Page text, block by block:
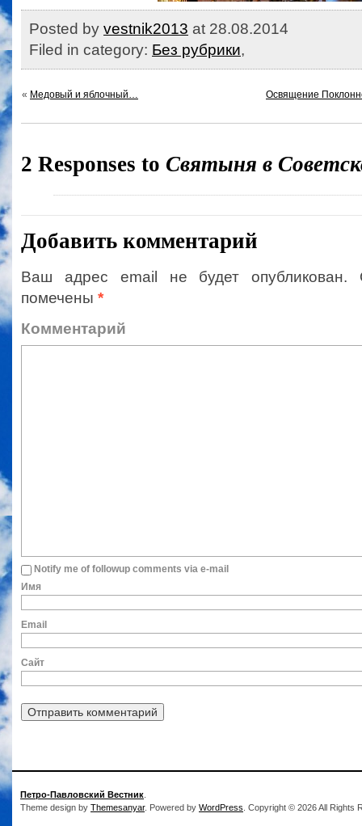
Posted by vestnik2013 at 28.08.2014
Filed in category: Без рубрики,
« Медовый и яблочный… Освящение
2 Responses to Святыня в
Добавить комментарий
Ваш адрес email не будет опубликован.
помечены *
Notify me of followup comments via e-mail
Сайт
Петро-Павловский Вестник
Theme design by Themesanyar. Powered by WordPress . Copyright © 2026 All Rights